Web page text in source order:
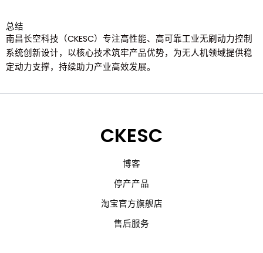
总结
南昌长空科技（CKESC）专注高性能、高可靠工业无刷动力控制
系统创新设计，以核心技术筑牢产品优势，为无人机领域提供稳
定动力支撑，持续助力产业高效发展。
CKESC
博客
停产产品
淘宝官方旗舰店
售后服务